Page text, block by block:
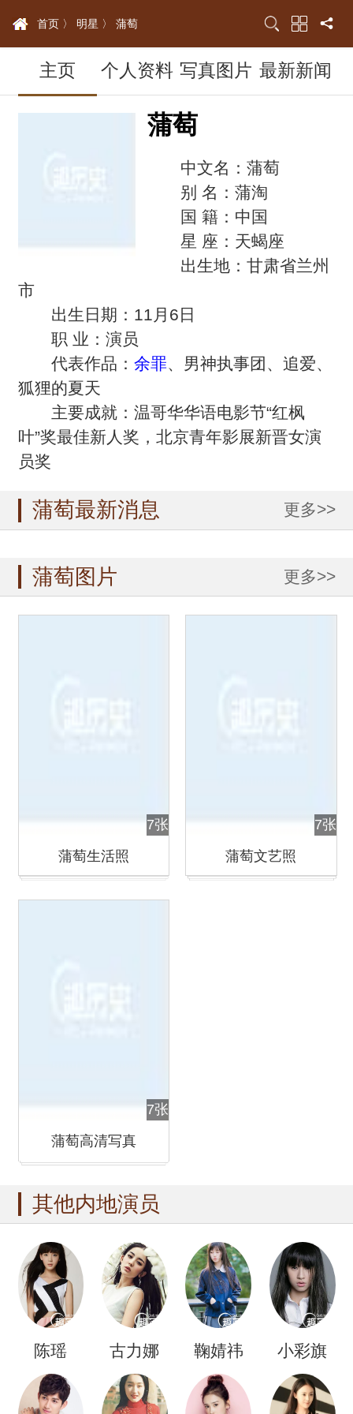
首页 〉 明星 〉 蒲萄
主页 个人资料 写真图片 最新新闻
蒲萄
中文名：蒲萄
别 名：蒲淘
国 籍：中国
星 座：天蝎座
出生地：甘肃省兰州
市
出生日期：11月6日
职 业：演员
代表作品： 余罪、男神执事团、追爱、
狐狸的夏天
主要成就：温哥华华语电影节“红枫
叶”奖最佳新人奖，北京青年影展新晋女演
员奖
蒲萄最新消息 更多>>
蒲萄图片 更多>>
7张
蒲萄生活照
7张
蒲萄文艺照
7张
蒲萄高清写真
其他内地演员
陈瑶 古力娜
扎
鞠婧祎 小彩旗